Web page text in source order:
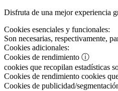
Disfruta de una mejor experiencia
Cookies esenciales y funcionales:
Son necesarias, respectivamente,
Cookies adicionales:
Cookies de rendimiento ⓘ
cookies que recopilan estadísticas
Cookies de rendimiento cookies
Cookies de publicidad/